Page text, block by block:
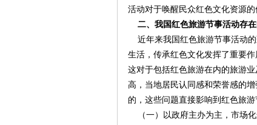
活动对于唤醒民众红色文化资源
二、我国红色旅游节事活动存
近年来我国红色旅游节事活动
生活，传承红色文化发挥了重要
这对于包括红色旅游在内的旅游
高，当地居民认同感和荣誉感的
的，这些问题直接影响到红色旅
（一）以政府主办为主，市场化